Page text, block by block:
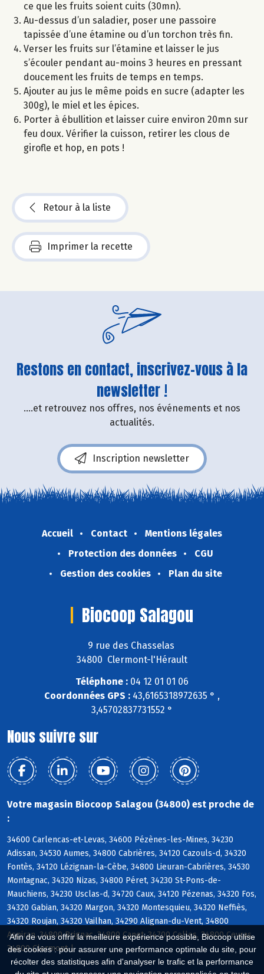
Afin de vous offrir la meilleure expérience possible, Biocoop utilise
des cookies : pour assurer une performance optimale du site, pour
récolter des statistiques afin d'analyser le trafic et la performance
ce que les fruits soient cuits (30mn).
Au-dessus d’un saladier, poser une passoire
tapissée d’une étamine ou d’un torchon très fin.
Verser les fruits sur l’étamine et laisser le jus
s’écouler pendant au-moins 3 heures en pressant
doucement les fruits de temps en temps.
Ajouter au jus le même poids en sucre (adapter les
300g), le miel et les épices.
Porter à ébullition et laisser cuire environ 20mn sur
feu doux. Vérifier la cuisson, retirer les clous de
girofle et hop, en pots !
Retour à la liste
Imprimer la recette
Restons en contact, inscrivez-vous à la
newsletter !
....et retrouvez nos offres, nos événements et nos
actualités.
Inscription newsletter
Accueil Contact
Mentions légales
Protection des données
CGU
Gestion des cookies
Plan du site
Biocoop Salagou
9 rue des Chasselas
34800 Clermont-l'Hérault
Téléphone : 04 12 01 01 06
Coordonnées GPS : 43,6165318972635 ° ,
3,45702837731552 °
Nous suivre sur
Votre magasin Biocoop Salagou (34800) est proche de
:
34600 Carlencas-et-Levas, 34600 Pézènes-les-Mines, 34230
Adissan, 34530 Aumes, 34800 Cabrières, 34120 Cazouls-d, 34320
Fontès, 34120 Lézignan-la-Cèbe, 34800 Lieuran-Cabrières, 34530
Montagnac, 34320 Nizas, 34800 Péret, 34230 St-Pons-de-
Mauchiens, 34230 Usclas-d, 34720 Caux, 34120 Pézenas, 34320 Fos,
34320 Gabian, 34320 Margon, 34320 Montesquieu, 34320 Neffiès,
34320 Roujan, 34320 Vailhan, 34290 Alignan-du-Vent, 34800
Aspiran, 34800 Brignac, 34800 Canet, 34700 Celles, 34800 Ceyras,
34800 Clermont-l